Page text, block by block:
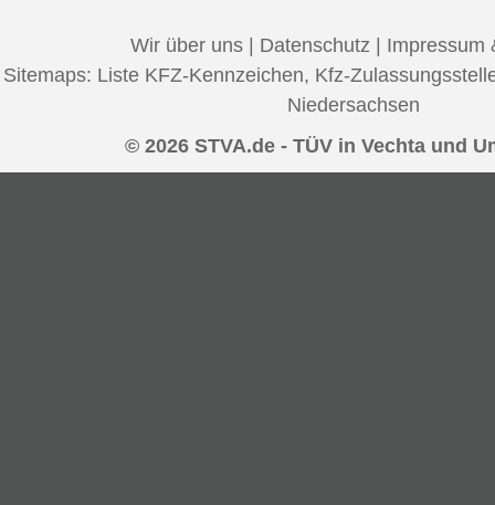
Wir über uns Datenschutz
Impressum
Sitemaps: Liste KFZ-Kennzeichen, Kfz-
Niedersachsen
© 2026 STVA.de - TÜV in Vechta und